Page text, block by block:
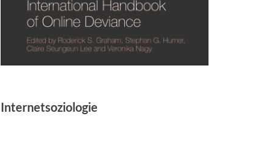
Internetsoziologie